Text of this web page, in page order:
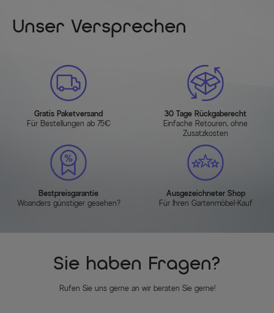
Unser Versprechen
Gratis Paketversand
Für Bestellungen ab 75€
30 Tage Rückgaberecht
Einfache Retouren, ohne
Zusatzkosten
Bestpreisgarantie
Woanders günstiger gesehen?
Ausgezeichneter Shop
Für Ihren Gartenmöbel-Kauf
Sie haben Fragen?
Rufen Sie uns gerne an wir beraten Sie gerne!